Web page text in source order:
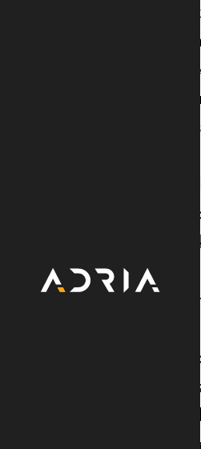
Istakao je da je
„Toplifikacija iz
obavila rad na turbini – i
se živa para, čija će
potrošače. Ako se već
graditi bliže gradu, kako bi
sa realizacijom projekta
počinjete? Od temelja, a ne
Kreatore projekta ekološke
rok istekao.
„Zbog toga je prvo trebalo
potrebno remontovati i
relevantna institucija. Tek
potrebna i u kom obimu“,
On smatra da se